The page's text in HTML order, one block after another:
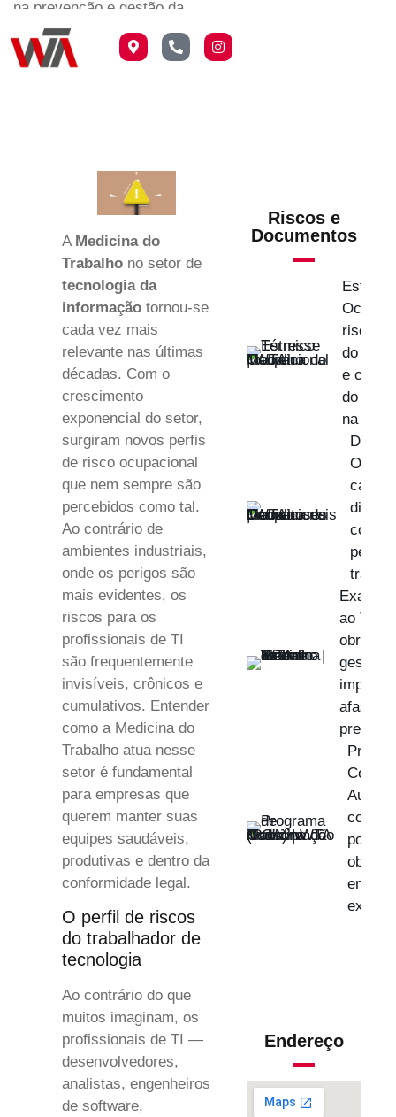
na prevenção e gestão da
saúde no setor de
tecnologia.
A Medicina do
Trabalho no setor de
tecnologia da
informação tornou-se
cada vez mais
relevante nas últimas
décadas. Com o
crescimento
exponencial do setor,
surgiram novos perfis
de risco ocupacional
que nem sempre são
percebidos como tal.
Ao contrário de
ambientes industriais,
onde os perigos são
mais evidentes, os
riscos para os
profissionais de TI
são frequentemente
invisíveis, crônicos e
cumulativos. Entender
como a Medicina do
Trabalho atua nesse
setor é fundamental
para empresas que
querem manter suas
equipes saudáveis,
produtivas e dentro da
conformidade legal.
O perfil de riscos
do trabalhador de
tecnologia
Ao contrário do que
muitos imaginam, os
profissionais de TI —
desenvolvedores,
analistas, engenheiros
de software,
Riscos e
Documentos
riscos
do frio
e como
do
na
como
pele
Exame
ao
gestão
impacto
como
por
Endereço